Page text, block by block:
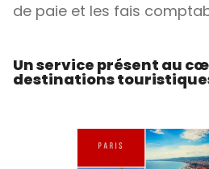
de paie et les fais
Un service présent au
destinations